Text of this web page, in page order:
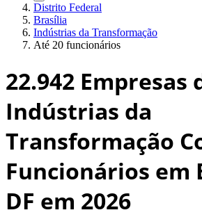
Distrito Federal
Brasília
Indústrias da Transformação
Até 20 funcionários
22.942 Empresas
Indústrias da
Transformação
Funcionários em
DF em 2026